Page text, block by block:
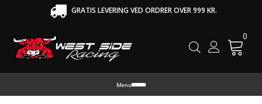
GRATIS LEVERING VED ORDRER OVER 999 KR.
0
Menu